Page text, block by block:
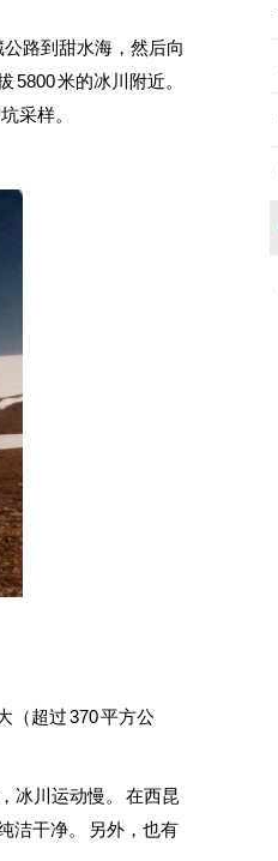
路到甜水海，然后向
米的冰川附近。
采样。
超过 370 平方公
冰川运动慢。 在西昆
洁干净。 另外，也有